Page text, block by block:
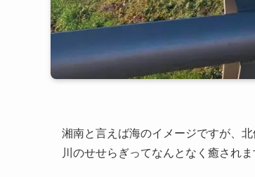
湘南と言えば海のイメージですが、
川のせせらぎってなんとなく癒されま